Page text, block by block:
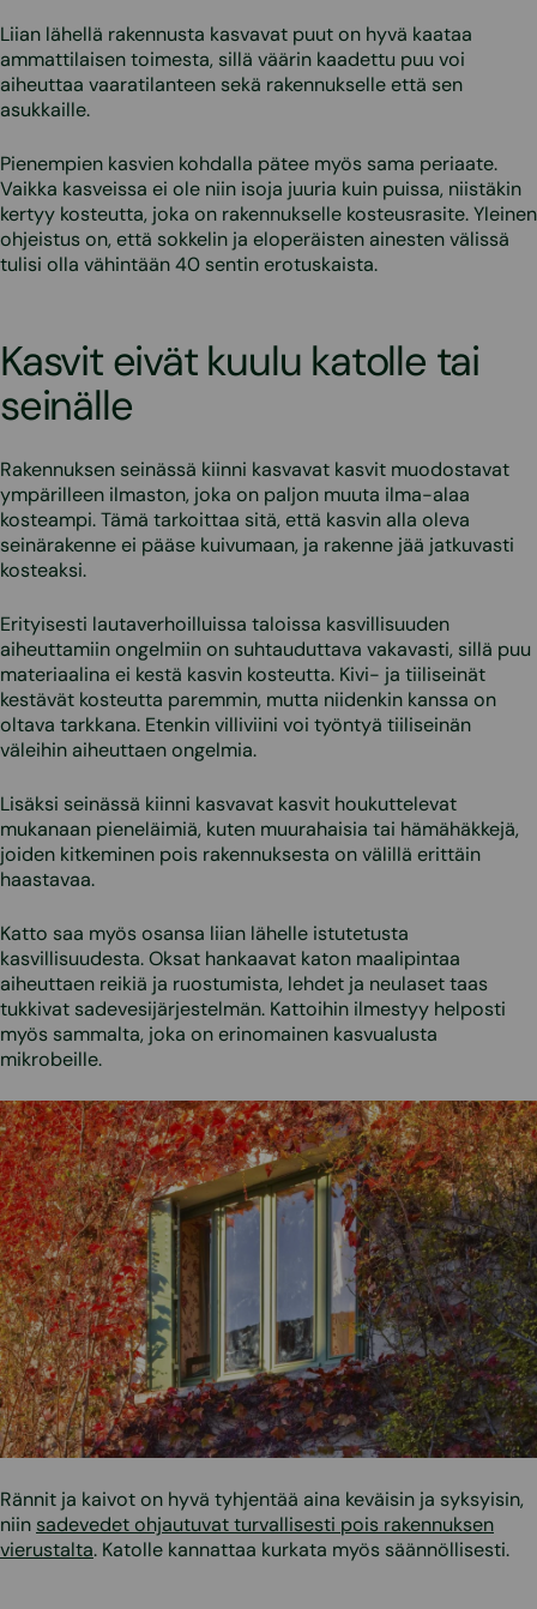
Liian lähellä rakennusta kasvavat puut on hyvä kaataa
ammattilaisen toimesta, sillä väärin kaadettu puu voi
aiheuttaa vaaratilanteen sekä rakennukselle että sen
asukkaille.
Pienempien kasvien kohdalla pätee myös sama periaate.
Vaikka kasveissa ei ole niin isoja juuria kuin puissa, niistäkin
kertyy kosteutta, joka on rakennukselle kosteusrasite. Yleinen
ohjeistus on, että sokkelin ja eloperäisten ainesten välissä
tulisi olla vähintään 40 sentin erotuskaista.
Kasvit eivät kuulu katolle tai
seinälle
Rakennuksen seinässä kiinni kasvavat kasvit muodostavat
ympärilleen ilmaston, joka on paljon muuta ilma-alaa
kosteampi. Tämä tarkoittaa sitä, että kasvin alla oleva
seinärakenne ei pääse kuivumaan, ja rakenne jää jatkuvasti
kosteaksi.
Erityisesti lautaverhoilluissa taloissa kasvillisuuden
aiheuttamiin ongelmiin on suhtauduttava vakavasti, sillä puu
materiaalina ei kestä kasvin kosteutta. Kivi- ja tiiliseinät
kestävät kosteutta paremmin, mutta niidenkin kanssa on
oltava tarkkana. Etenkin villiviini voi työntyä tiiliseinän
väleihin aiheuttaen ongelmia.
Lisäksi seinässä kiinni kasvavat kasvit houkuttelevat
mukanaan pieneläimiä, kuten muurahaisia tai hämähäkkejä,
joiden kitkeminen pois rakennuksesta on välillä erittäin
haastavaa.
Katto saa myös osansa liian lähelle istutetusta
kasvillisuudesta. Oksat hankaavat katon maalipintaa
aiheuttaen reikiä ja ruostumista, lehdet ja neulaset taas
tukkivat sadevesijärjestelmän. Kattoihin ilmestyy helposti
myös sammalta, joka on erinomainen kasvualusta
mikrobeille.
Rännit ja kaivot on hyvä tyhjentää aina keväisin ja syksyisin,
niin sadevedet ohjautuvat turvallisesti pois rakennuksen
vierustalta. Katolle kannattaa kurkata myös säännöllisesti.